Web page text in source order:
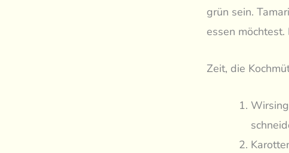
grün sein.
essen
Zeit, die